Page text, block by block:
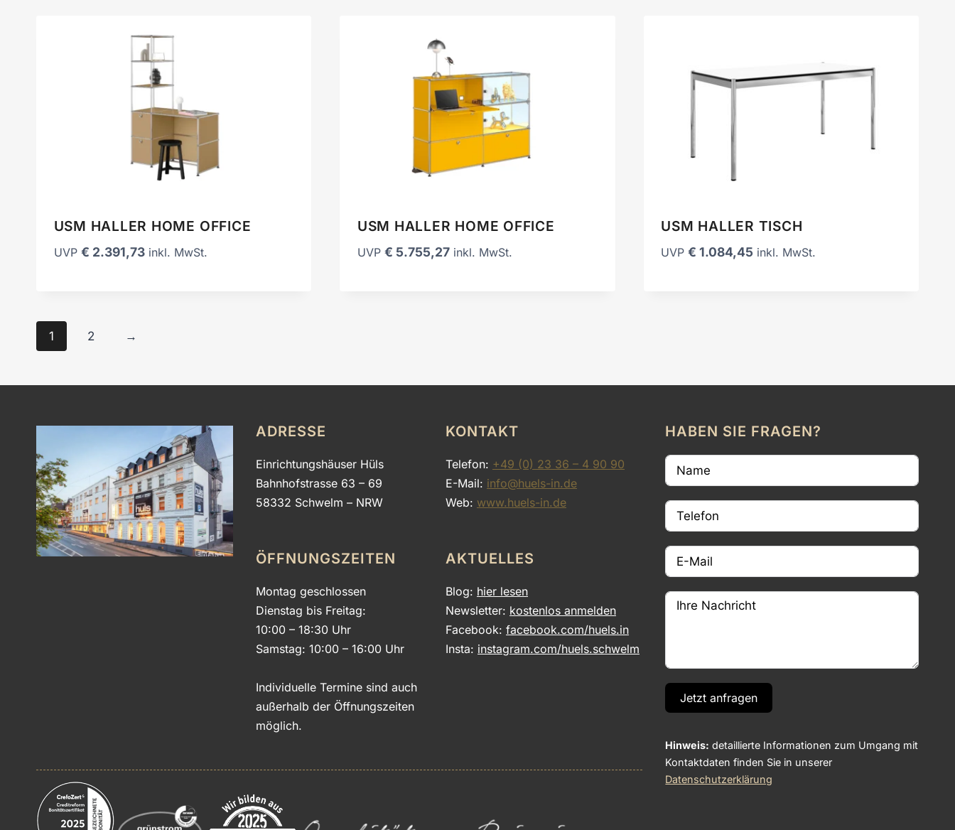
USM HALLER HOME OFFICE
UVP € 2.391,73 inkl. MwSt.
USM HALLER HOME OFFICE
UVP € 5.755,27 inkl. MwSt.
USM HALLER TISCH
UVP € 1.084,45 inkl. MwSt.
1 2 →
ADRESSE
Einrichtungshäuser Hüls
Bahnhofstrasse 63 – 69
58332 Schwelm – NRW
ÖFFNUNGSZEITEN
Montag geschlossen
Dienstag bis Freitag:
10:00 – 18:30 Uhr
Samstag: 10:00 – 16:00 Uhr
Individuelle Termine sind auch
außerhalb der Öffnungszeiten
möglich.
KONTAKT
Telefon: +49 (0) 23 36 – 4 90 90
E-Mail: info@huels-in.de
Web: www.huels-in.de
AKTUELLES
Blog: hier lesen
Newsletter: kostenlos anmelden
Facebook:facebook.com/huels.in
Insta: instagram.com/huels.schwelm
HABEN SIE FRAGEN?
Jetzt anfragen
Hinweis: detaillierte Informationen zum Umgang mit
Kontaktdaten finden Sie in unserer
Datenschutzerklärung